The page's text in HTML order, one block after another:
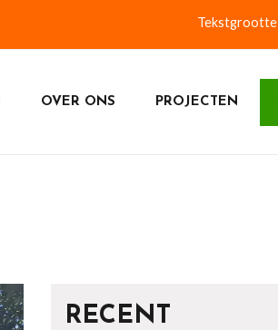
Tekstgrootte
OVER ONS PROJECTEN
RECENT